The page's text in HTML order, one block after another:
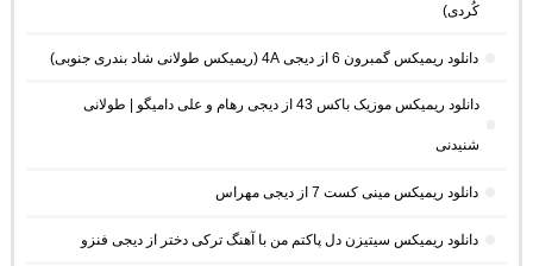
کُردی)
دانلود ریمیکس گمبرون 6 از دیجی 4A (ریمیکس طولانی شاد بندری جنوبی)
دانلود ریمیکس موزیک باکس 43 از دیجی رهام و علی دامیگو | طولانی
شنیدنی
دانلود ریمیکس مینی کست 7 از دیجی مهراس
دانلود ریمیکس سیتیزن دل پاکتم من با آهنگ ترکی دختر از دیجی فنزو